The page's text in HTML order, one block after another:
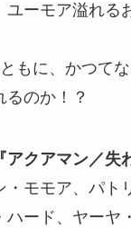
ユーモア溢れる
もに、かつて
のか！？
クアマン／失
・モモア、パト
ハード、ヤーヤ